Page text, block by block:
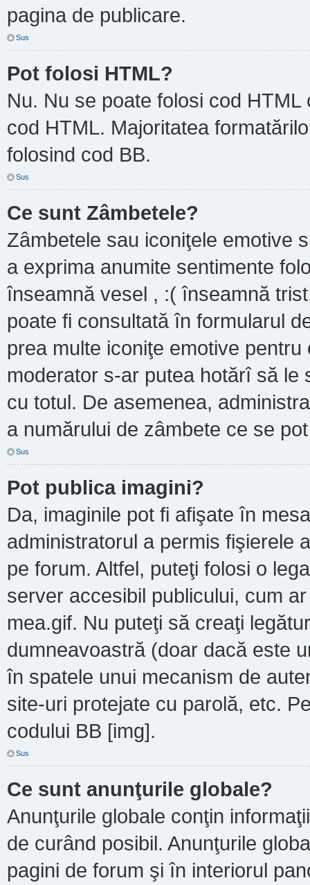
pagina de publicare.
Sus
Pot folosi HTML?
Nu. Nu se poate folosi cod
cod HTML. Majoritatea
folosind cod BB.
Sus
Ce sunt Zâmbetele?
Zâmbetele sau iconiţele emotive
a exprima anumite sentimente
înseamnă vesel , :( înseamnă
poate fi consultată în formularul
prea multe iconiţe emotive
moderator s-ar putea hotărî să
cu totul. De asemenea,
a numărului de zâmbete ce se
Sus
Pot publica imagini?
Da, imaginile pot fi afişate în
administratorul a permis fişierele
pe forum. Altfel, puteţi folosi o
server accesibil publicului, cum
mea.gif. Nu puteţi să creaţi
dumneavoastră (doar dacă este
în spatele unui mecanism de
site-uri protejate cu parolă, etc.
codului BB [img].
Sus
Ce sunt anunţurile globale?
Anunţurile globale conţin
de curând posibil. Anunţurile
pagini de forum şi în interiorul